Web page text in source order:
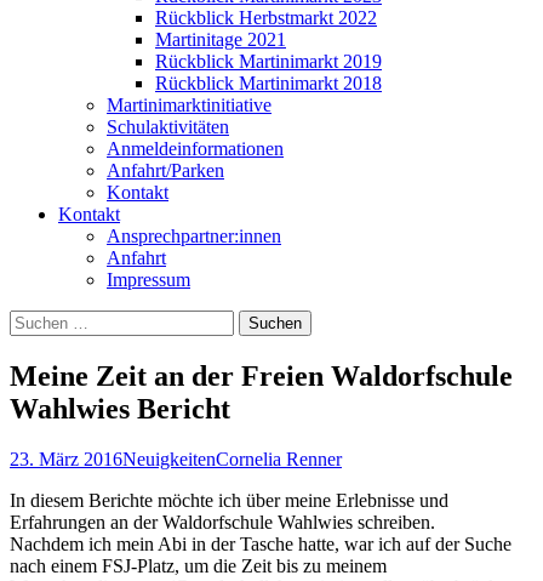
Rückblick Herbstmarkt 2022
Martinitage 2021
Rückblick Martinimarkt 2019
Rückblick Martinimarkt 2018
Martinimarktinitiative
Schulaktivitäten
Anmeldeinformationen
Anfahrt/Parken
Kontakt
Kontakt
Ansprechpartner:innen
Anfahrt
Impressum
Suchen
nach:
Meine Zeit an der Freien Waldorfschule
Wahlwies Bericht
23. März 2016NeuigkeitenCornelia Renner
In diesem Berichte möchte ich über meine Erlebnisse und
Erfahrungen an der Waldorfschule Wahlwies schreiben.
Nachdem ich mein Abi in der Tasche hatte, war ich auf der Suche
nach einem FSJ-Platz, um die Zeit bis zu meinem